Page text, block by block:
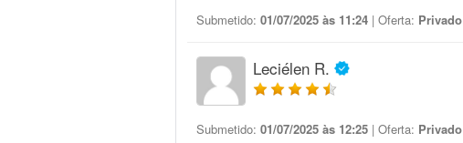
Submetido: 01/07/2025 às 11:24 | Oferta: Privado
Leciélen R.
Submetido: 01/07/2025 às 12:25 | Oferta: Privado